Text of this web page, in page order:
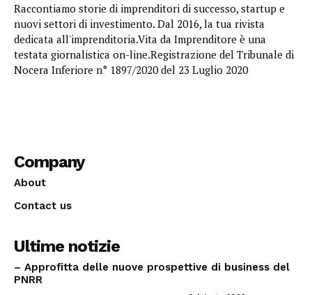
Raccontiamo storie di imprenditori di successo, startup e
nuovi settori di investimento. Dal 2016, la tua rivista
dedicata all'imprenditoria.Vita da Imprenditore è una
testata giornalistica on-line.Registrazione del Tribunale di
Nocera Inferiore n° 1897/2020 del 23 Luglio 2020
Company
About
Contact us
Ultime notizie
– Approfitta delle nuove prospettive di business del
PNRR